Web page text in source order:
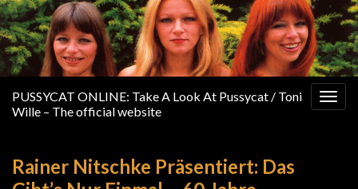
PUSSYCAT ONLINE: Take A Look At Pussycat / Toni
Wille – The official website
Rainer Nitschke Präsentiert: Das